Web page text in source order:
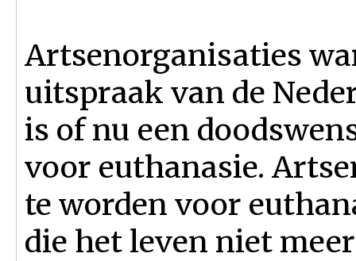
Artsenorganisaties
uitspraak van de
is of nu een
voor euthanasie.
te worden voor
die het leven niet